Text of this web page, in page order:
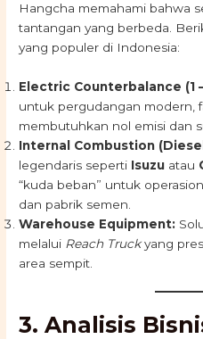
Hangcha memahami bahwa
tantangan yang berbeda.
yang populer di Indonesia:
Electric Counterbalance (1
untuk pergudangan modern,
membutuhkan nol emisi dan
Internal Combustion
legendaris seperti Isuzu atau
“kuda beban” untuk
dan pabrik semen.
Warehouse Equipment:
melalui Reach Truckyang
area sempit.
3. Analisis